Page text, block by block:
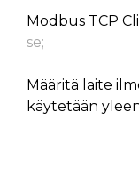
Modbus TCP
se;
Määritä laite
käytetään